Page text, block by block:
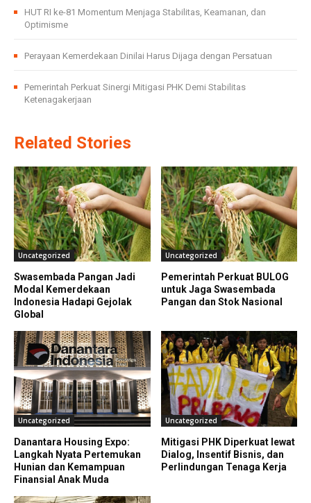
HUT RI ke-81 Momentum Menjaga Stabilitas, Keamanan, dan
Optimisme
Perayaan Kemerdekaan Dinilai Harus Dijaga dengan Persatuan
Pemerintah Perkuat Sinergi Mitigasi PHK Demi Stabilitas
Ketenagakerjaan
Related Stories
Uncategorized
Swasembada Pangan Jadi
Modal Kemerdekaan
Indonesia Hadapi Gejolak
Global
Uncategorized
Pemerintah Perkuat BULOG
untuk Jaga Swasembada
Pangan dan Stok Nasional
Uncategorized
Danantara Housing Expo:
Langkah Nyata Pertemukan
Hunian dan Kemampuan
Finansial Anak Muda
Uncategorized
Mitigasi PHK Diperkuat lewat
Dialog, Insentif Bisnis, dan
Perlindungan Tenaga Kerja